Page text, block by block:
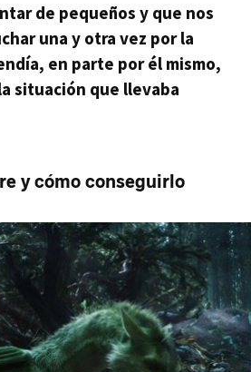
de pequeños y que nos
una y otra vez por la
en parte por él mismo,
situación que llevaba
y cómo conseguirlo